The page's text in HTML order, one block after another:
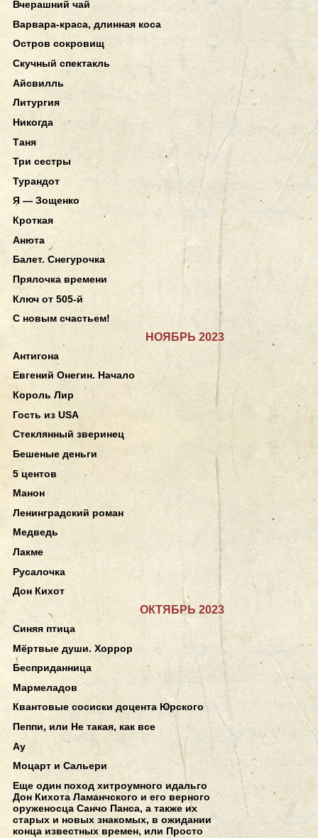
Вчерашний чай
Варвара-краса, длинная коса
Остров сокровищ
Скучный спектакль
Айсвилль
Литургия
Никогда
Таня
Три сестры
Турандот
Я — Зощенко
Кроткая
Анюта
Балет. Снегурочка
Прялочка времени
Ключ от 505-й
С новым счастьем!
НОЯБРЬ 2023
Антигона
Евгений Онегин. Начало
Король Лир
Гость из USA
Стеклянный зверинец
Бешеные деньги
5 центов
Манон
Ленинградский роман
Медведь
Лакме
Русалочка
Дон Кихот
ОКТЯБРЬ 2023
Синяя птица
Мёртвые души. Хоррор
Бесприданница
Мармеладов
Квантовые сосиски доцента Юрского
Пеппи, или Не такая, как все
Ау
Моцарт и Сальери
Еще один поход хитроумного идальго
Дон Кихота Ламанчского и его верного
оруженосца Санчо Панса, а также их
старых и новых знакомых, в ожидании
конца известных времен, или Просто